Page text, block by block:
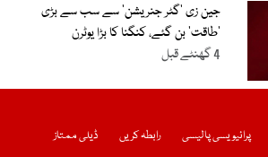
جین زی ’گٹر جنریشن‘ سے سب سے بڑی
’طاقت‘ بن گئے، کنگنا کا بڑا یوٹرن
4 گھنٹے قبل
پرائیویسی پالیسی رابطہ کریں ڈیلی ممتاز